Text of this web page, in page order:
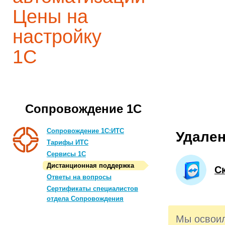
Цены на
настройку
1С
Сопровождение 1С
Сопровождение 1С:ИТС
Тарифы ИТС
Сервисы 1С
Дистанционная поддержка
Ответы на вопросы
Сертификаты специалистов
отдела Сопровождения
Мы